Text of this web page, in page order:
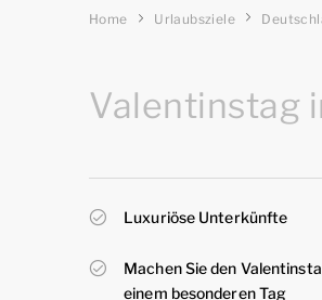
Home Urlaubsziele
Valentinstag
Luxuriöse Unterkünfte
Machen Sie den
einem besonderen Tag